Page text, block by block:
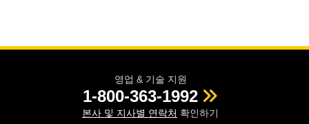
영업 & 기술 지원
1-800-363-1992
본사 및 지사별 연락처 확인하기